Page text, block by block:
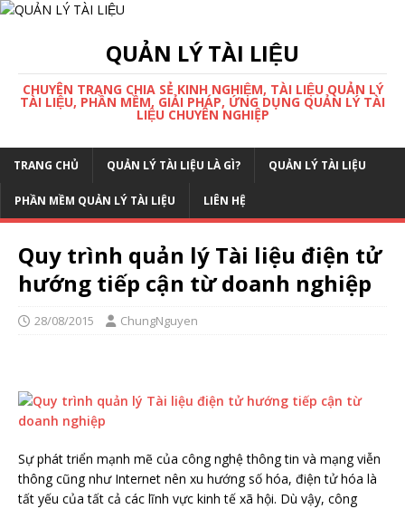
QUẢN LÝ TÀI LIỆU
CHUYÊN TRANG CHIA SẺ KINH NGHIỆM, TÀI LIỆU QUẢN LÝ
TÀI LIỆU, PHẦN MỀM, GIẢI PHÁP, ỨNG DỤNG QUẢN LÝ TÀI
LIỆU CHUYÊN NGHIỆP
TRANG CHỦ QUẢN LÝ TÀI LIỆU LÀ GÌ? QUẢN LÝ TÀI LIỆU
PHẦN MỀM QUẢN LÝ TÀI LIỆU LIÊN HỆ
Quy trình quản lý Tài liệu điện tử
hướng tiếp cận từ doanh nghiệp
28/08/2015 ChungNguyen
Sự phát triển mạnh mẽ của công nghệ thông tin và mạng viễn
thông cũng như Internet nên xu hướng số hóa, điện tử hóa là
tất yếu của tất cả các lĩnh vực kinh tế xã hội. Dù vậy, công